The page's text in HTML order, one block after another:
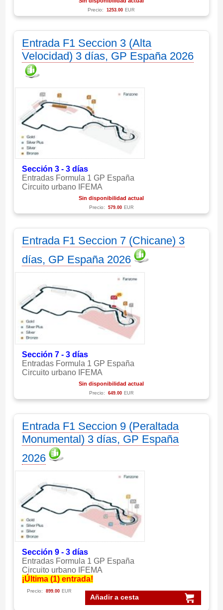
Precio: 1253.00 EUR
Entrada F1 Seccion 3 (Alta
Velocidad) 3 días, GP España 2026
Sección 3 - 3 días
Entradas Formula 1 GP España
Circuito urbano IFEMA
Sin disponibilidad actual
Precio: 579.00 EUR
Entrada F1 Seccion 7 (Chicane) 3
días, GP España 2026
Sección 7 - 3 días
Entradas Formula 1 GP España
Circuito urbano IFEMA
Sin disponibilidad actual
Precio: 649.00 EUR
Entrada F1 Seccion 9 (Peraltada
Monumental) 3 días, GP España
2026
Sección 9 - 3 días
Entradas Formula 1 GP España
Circuito urbano IFEMA
¡Última (1) entrada!
Añadir a cesta
Precio: 899.00 EUR